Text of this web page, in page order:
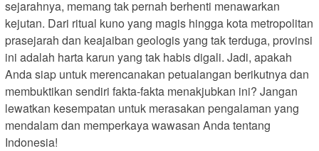
sejarahnya, memang tak pernah berhenti menawarkan
kejutan. Dari ritual kuno yang magis hingga kota metropolitan
prasejarah dan keajaiban geologis yang tak terduga, provinsi
ini adalah harta karun yang tak habis digali. Jadi, apakah
Anda siap untuk merencanakan petualangan berikutnya dan
membuktikan sendiri fakta-fakta menakjubkan ini? Jangan
lewatkan kesempatan untuk merasakan pengalaman yang
mendalam dan memperkaya wawasan Anda tentang
Indonesia!